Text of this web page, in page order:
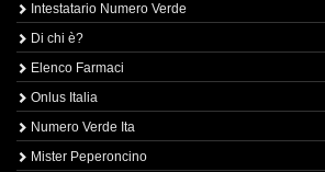
Intestatario Numero Verde
Di chi è?
Elenco Farmaci
Onlus Italia
Numero Verde Ita
Mister Peperoncino